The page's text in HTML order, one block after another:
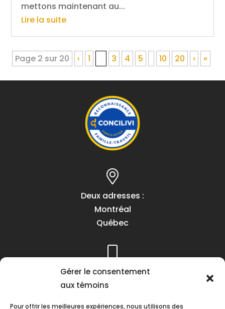
Gérer le consentement
aux témoins
Pour offrir les meilleures expériences, nous utilisons des
mettons maintenant au...
Lire la suite
Page 2 sur 20 ‹ 1 3 4 5 10 20 › »
Deux adresses :
Montréal
Québec
Téléphone :
(418) 622-1001